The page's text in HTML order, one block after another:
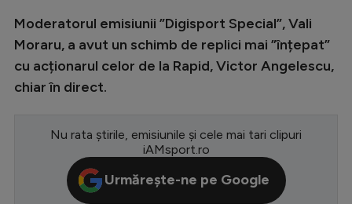
Champions League
Europa League
CM 2026
Premier League
LaLiga
Moderatorul emisiunii ”Digisport Special”, Vali
Moraru, a avut un schimb de replici mai ”înțepat”
cu acționarul celor de la Rapid, Victor Angelescu,
chiar în direct.
Nu rata știrile, emisiunile și cele mai tari clipuri
iAMsport.ro
Urmărește-ne pe Google